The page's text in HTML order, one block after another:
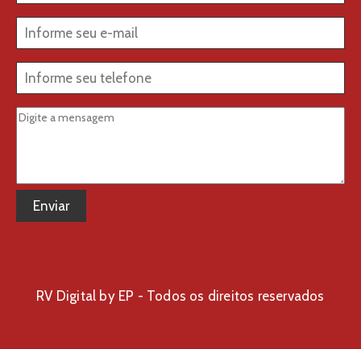
E-
mail*
Telefone
Mensagem*
RV Digital by EP - Todos os direitos reservados